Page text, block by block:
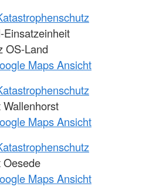
Einsatzeinheit
OS-Land
Maps Ansicht
Maps Ansicht
Oesede
Maps Ansicht